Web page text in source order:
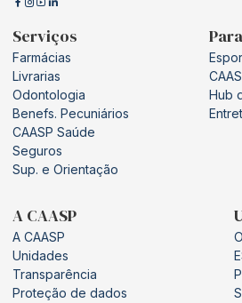
Serviços
Farmácias
Livrarias
Odontologia
Benefs. Pecuniários
CAASP Saúde
Seguros
Sup. e Orientação
Hub
A CAASP
A CAASP
Unidades
Transparência
Proteção de dados